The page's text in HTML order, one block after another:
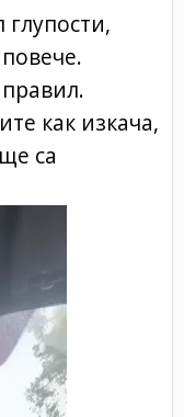
глупости,
как изкача,
са